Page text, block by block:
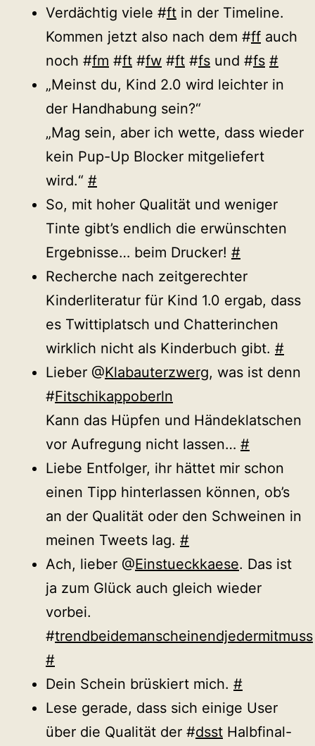
Verdächtig viele #ft in der Timeline.
Kommen jetzt also nach dem #ff auch
noch #fm #ft #fw #ft #fs und #fs #
„Meinst du, Kind 2.0 wird leichter in
der Handhabung sein?“
„Mag sein, aber ich wette, dass wieder
kein Pup-Up Blocker mitgeliefert
wird.“ #
So, mit hoher Qualität und weniger
Tinte gibt’s endlich die erwünschten
Ergebnisse… beim Drucker! #
Recherche nach zeitgerechter
Kinderliteratur für Kind 1.0 ergab, dass
es Twittiplatsch und Chatterinchen
wirklich nicht als Kinderbuch gibt. #
Lieber @Klabauterzwerg, was ist denn
#Fitschikappoberln
Kann das Hüpfen und Händeklatschen
vor Aufregung nicht lassen… #
Liebe Entfolger, ihr hättet mir schon
einen Tipp hinterlassen können, ob’s
an der Qualität oder den Schweinen in
meinen Tweets lag. #
Ach, lieber @Einstueckkaese. Das ist
ja zum Glück auch gleich wieder
vorbei.
#trendbeidemanscheinendjedermitmuss
#
Dein Schein brüskiert mich. #
Lese gerade, dass sich einige User
über die Qualität der #dsst Halbfinal-